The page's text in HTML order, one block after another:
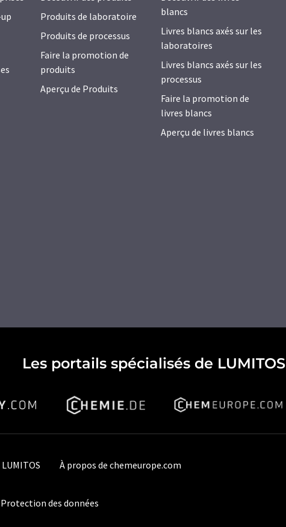
Produits de laboratoire
Produits de processus
Faire la promotion de
produits
Aperçu de Produits
blancs
Livres blancs axés sur les
laboratoires
Livres blancs axés sur les
processus
Faire la promotion de
livres blancs
Aperçu de livres blancs
Les portails spécialisés de LUMITOS
À propos de chemeurope.com
Protection des données